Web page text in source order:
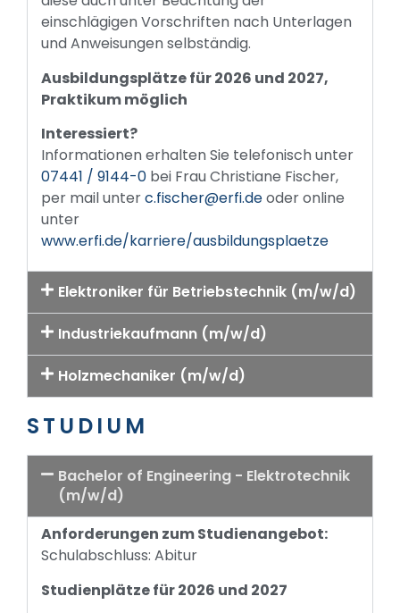
einschlägigen Vorschriften nach Unterlagen
und Anweisungen selbständig.
Ausbildungsplätze für 2026 und 2027,
Praktikum möglich
Interessiert?
Informationen erhalten Sie telefonisch unter
07441 / 9144-0 bei Frau Christiane Fischer,
per mail unterc.fischer@erfi.deoder online
unter
www.erfi.de/karriere/ausbildungsplaetze
Elektroniker für Betriebstechnik (m/w/d)
Industriekaufmann (m/w/d)
Holzmechaniker (m/w/d)
STUDIUM
Bachelor of Engineering - Elektrotechnik
(m/w/d)
Anforderungen zum Studienangebot:
Schulabschluss: Abitur
Studienplätze für 2026 und 2027